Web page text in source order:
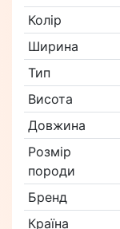
Колір
Ширина
Тип
Висота
Довжина
Розмір
породи
Бренд
Країна